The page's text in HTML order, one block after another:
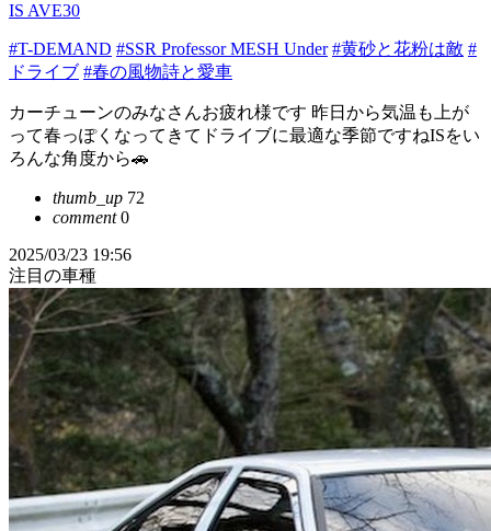
IS AVE30
#T-DEMAND #SSR Professor MESH Under #黄砂と花粉は敵 #
ドライブ #春の風物詩と愛車
カーチューンのみなさんお疲れ様です 昨日から気温も上が
って春っぽくなってきてドライブに最適な季節ですねISをい
ろんな角度から🚗
thumb_up 72
comment0
2025/03/23 19:56
注目の車種